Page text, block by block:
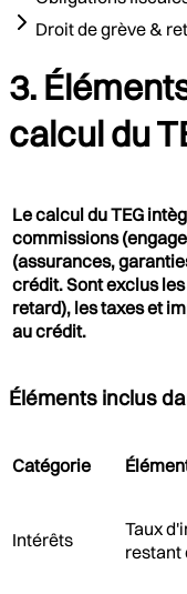
Droit de grève &
3.
calcul du
Le calcul du TEG
commissions
(assurances,
crédit. Sont exclus
retard), les taxes et
au crédit.
Éléments inclus
Catégorie
Intérêts
Taux
restant